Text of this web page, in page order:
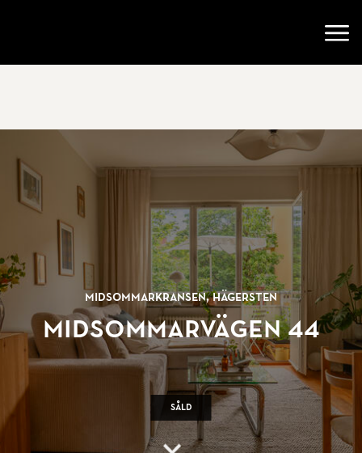
Midsommarkransen, Hägersten
Midsommarvägen 44
Såld